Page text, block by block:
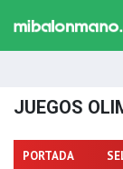
JUEGOS
PORTADA